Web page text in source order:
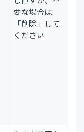
要な場合は
「削除」して
ください